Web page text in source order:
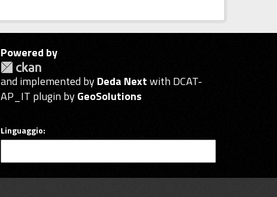
Powered by
and implemented byDeda Nextwith DCAT-
AP_IT plugin byGeoSolutions
Linguaggio